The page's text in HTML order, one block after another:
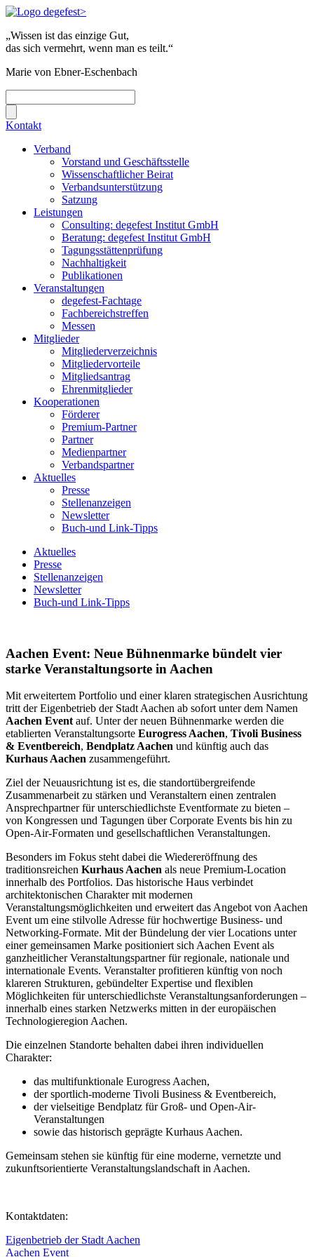
„Wissen ist das einzige Gut,
das sich vermehrt, wenn man es teilt.“
Marie von Ebner-Eschenbach
Kontakt
Verband
Vorstand und Geschäftsstelle
Wissenschaftlicher Beirat
Verbandsunterstützung
Satzung
Leistungen
Consulting: degefest Institut GmbH
Beratung: degefest Institut GmbH
Tagungsstättenprüfung
Nachhaltigkeit
Publikationen
Veranstaltungen
degefest-Fachtage
Fachbereichstreffen
Messen
Mitglieder
Mitgliederverzeichnis
Mitgliedervorteile
Mitgliedsantrag
Ehrenmitglieder
Kooperationen
Förderer
Premium-Partner
Partner
Medienpartner
Verbandspartner
Aktuelles
Presse
Stellenanzeigen
Newsletter
Buch-und Link-Tipps
Aktuelles
Presse
Stellenanzeigen
Newsletter
Buch-und Link-Tipps
Aachen Event: Neue Bühnenmarke bündelt vier
starke Veranstaltungsorte in Aachen
Mit erweitertem Portfolio und einer klaren strategischen Ausrichtung
tritt der Eigenbetrieb der Stadt Aachen ab sofort unter dem Namen
Aachen Eventauf. Unter der neuen Bühnenmarke werden die
etablierten Veranstaltungsorte Eurogress Aachen, Tivoli Business
& Eventbereich, Bendplatz Aachen und künftig auch das
Kurhaus Aachen zusammengeführt.
Ziel der Neuausrichtung ist es, die standortübergreifende
Zusammenarbeit zu stärken und Veranstaltern einen zentralen
Ansprechpartner für unterschiedlichste Eventformate zu bieten –
von Kongressen und Tagungen über Corporate Events bis hin zu
Open-Air-Formaten und gesellschaftlichen Veranstaltungen.
Besonders im Fokus steht dabei die Wiedereröffnung des
traditionsreichen Kurhaus Aachen als neue Premium-Location
innerhalb des Portfolios. Das historische Haus verbindet
architektonischen Charakter mit modernen
Veranstaltungsmöglichkeiten und erweitert das Angebot von Aachen
Event um eine stilvolle Adresse für hochwertige Business- und
Networking-Formate. Mit der Bündelung der vier Locations unter
einer gemeinsamen Marke positioniert sich Aachen Event als
ganzheitlicher Veranstaltungspartner für regionale, nationale und
internationale Events. Veranstalter profitieren künftig von noch
klareren Strukturen, gebündelter Expertise und flexiblen
Möglichkeiten für unterschiedlichste Veranstaltungsanforderungen –
innerhalb eines starken Netzwerks mitten in der europäischen
Technologieregion Aachen.
Die einzelnen Standorte behalten dabei ihren individuellen
Charakter:
das multifunktionale Eurogress Aachen,
der sportlich-moderne Tivoli Business & Eventbereich,
der vielseitige Bendplatz für Groß- und Open-Air-
Veranstaltungen
sowie das historisch geprägte Kurhaus Aachen.
Gemeinsam stehen sie künftig für eine moderne, vernetzte und
zukunftsorientierte Veranstaltungslandschaft in Aachen.
Kontaktdaten:
Eigenbetrieb der Stadt Aachen
Aachen Event